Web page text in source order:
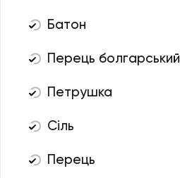
Батон
Перець болгарський
Петрушка
Сіль
Перець